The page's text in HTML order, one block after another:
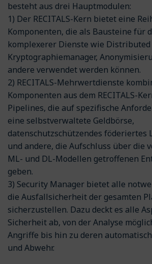
besteht aus drei Hauptmodulen:
1) Der RECITALS-Kern bietet eine
Komponenten, die als Bausteine ​​für
komplexerer Dienste wie Distributed
Kryptographiemanager,
andere verwendet werden können.
2) RECITALS-Mehrwertdienste
Komponenten aus dem RECITALS-
Pipelines, die auf spezifische
eine selbstverwaltete Geldbörse,
datenschutzschützendes föderiertes
und andere, die Aufschluss über die
ML- und DL-Modellen getroffenen
geben.
3) Security Manager bietet alle
die Ausfallsicherheit der gesamten
sicherzustellen. Dazu deckt es alle
Sicherheit ab, von der Analyse
Angriffe bis hin zu deren
und Abwehr.